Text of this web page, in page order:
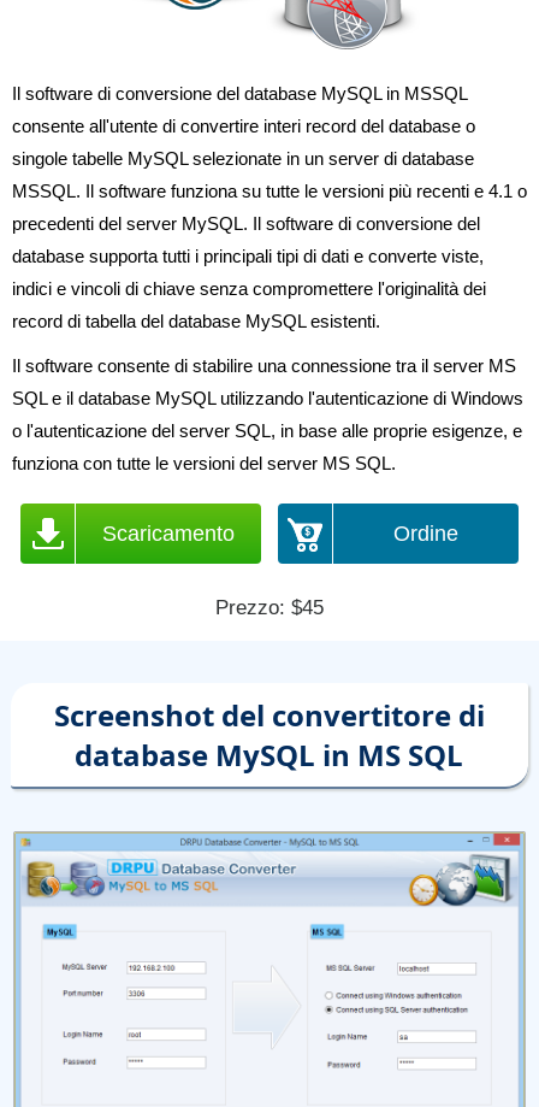
Il software di conversione del database MySQL in MSSQL
consente all'utente di convertire interi record del database o
singole tabelle MySQL selezionate in un server di database
MSSQL. Il software funziona su tutte le versioni più recenti e 4.1 o
precedenti del server MySQL. Il software di conversione del
database supporta tutti i principali tipi di dati e converte viste,
indici e vincoli di chiave senza compromettere l'originalità dei
record di tabella del database MySQL esistenti.
Il software consente di stabilire una connessione tra il server MS
SQL e il database MySQL utilizzando l'autenticazione di Windows
o l'autenticazione del server SQL, in base alle proprie esigenze, e
funziona con tutte le versioni del server MS SQL.
Scaricamento Ordine
Prezzo: $45
Screenshot del convertitore di
database MySQL in MS SQL